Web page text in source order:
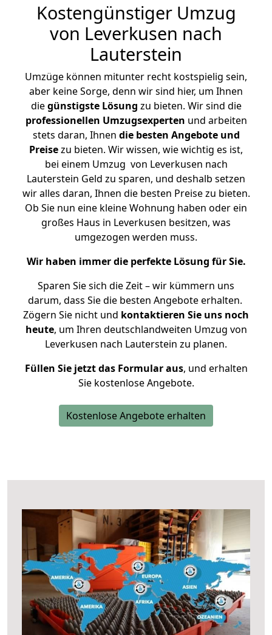
Kostengünstiger Umzug
von Leverkusen nach
Lauterstein
Umzüge können mitunter recht kostspielig sein,
aber keine Sorge, denn wir sind hier, um Ihnen
diegünstigste Lösung zu bieten. Wir sind die
professionellen Umzugsexperten und arbeiten
stets daran, Ihnen die besten Angebote und
Preisezu bieten. Wir wissen, wie wichtig es ist,
bei einem Umzug von Leverkusen nach
Lauterstein Geld zu sparen, und deshalb setzen
wir alles daran, Ihnen die besten Preise zu bieten.
Ob Sie nun eine kleine Wohnung haben oder ein
großes Haus in Leverkusen besitzen, was
umgezogen werden muss.
Wir haben immer die perfekte Lösung für Sie.
Sparen Sie sich die Zeit – wir kümmern uns
darum, dass Sie die besten Angebote erhalten.
Zögern Sie nicht und kontaktieren Sie uns noch
heute, um Ihren deutschlandweiten Umzug von
Leverkusen nach Lauterstein zu planen.
Füllen Sie jetzt das Formular aus, und erhalten
Sie kostenlose Angebote.
Kostenlose Angebote erhalten